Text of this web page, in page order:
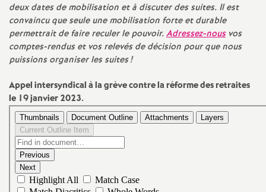
r
l
a
n
deux dates de mobilisation et à discuter des suites. Il est
convaincu que seule une mobilisation forte et durable
permettrait de faire reculer le pouvoir.Adressez-nousvos
comptes-rendus et vos relevés de décision pour que nous
puissions organiser les suites!
Appel intersyndical à la grève contre la réforme des retraites
le 19 janvier 2023.